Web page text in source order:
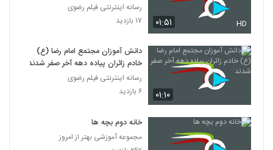
۰۱:۵۱ HD
رسانه اینترنتی فیلم رضوی
۱۷ بازدید
۰۱:۱۰
دانش آموزان مجتمع امام رضا (ع)
خادم زائران پیاده دهه آخر صفر شدند
رسانه اینترنتی فیلم رضوی
۶ بازدید
خانه دوم بچه ها
مجموعه آموزشی بهتر از امروز